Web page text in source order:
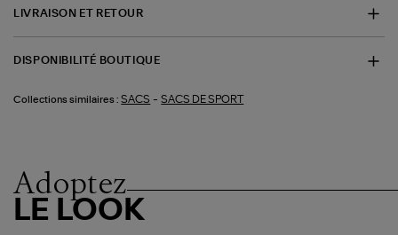
LIVRAISON ET RETOUR
DISPONIBILITÉ BOUTIQUE
Collections similaires : SACS -SACS DE SPORT
Adoptez
LE LOOK